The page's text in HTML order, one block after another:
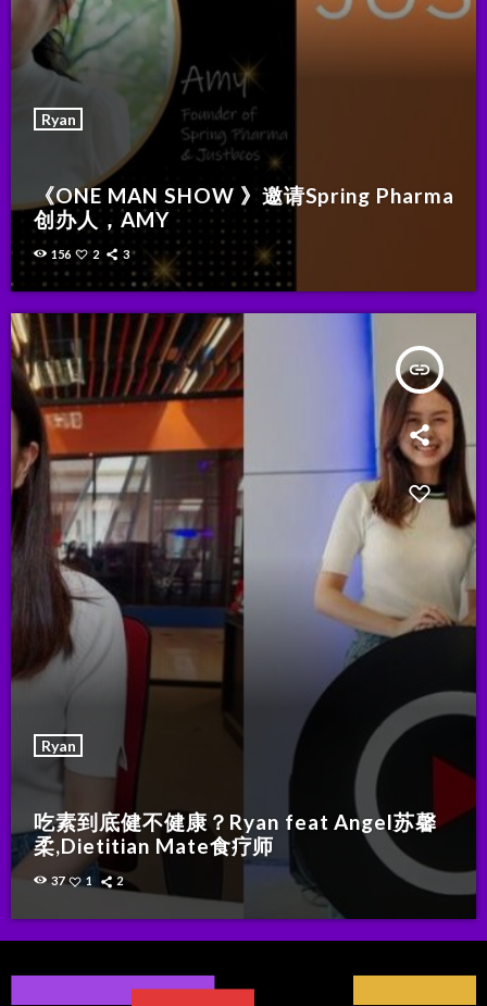
Ryan
《ONE MAN SHOW 》邀请Spring Pharma
创办人，AMY
156 2 3
insert_link
Ryan
吃素到底健不健康？Ryan feat Angel苏馨
柔,Dietitian Mate食疗师
37 1 2